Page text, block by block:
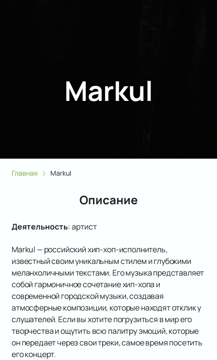
Markul
Главная Markul
Описание
Деятельность:артист
Markul — российский хип-хоп-исполнитель,
известный своим уникальным стилем и глубокими
меланхоличными текстами. Его музыка представляет
собой гармоничное сочетание хип-хопа и
современной городской музыки, создавая
атмосферные композиции, которые находят отклик у
слушателей. Если вы хотите погрузиться в мир его
творчества и ощутить всю палитру эмоций, которые
он передает через свои треки, самое время посетить
его концерт.